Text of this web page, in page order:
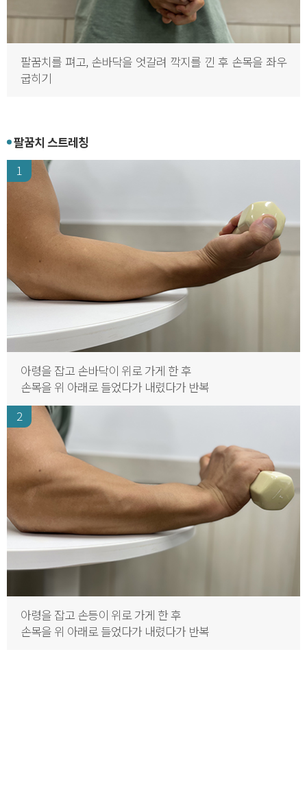
팔꿈치를 펴고, 손바닥을 엇갈려 깍지를 낀 후 손목을 좌우
굽히기
팔꿈치 스트레칭
1
아령을 잡고 손바닥이 위로 가게 한 후
손목을 위 아래로 들었다가 내렸다가 반복
2
아령을 잡고 손등이 위로 가게 한 후
손목을 위 아래로 들었다가 내렸다가 반복